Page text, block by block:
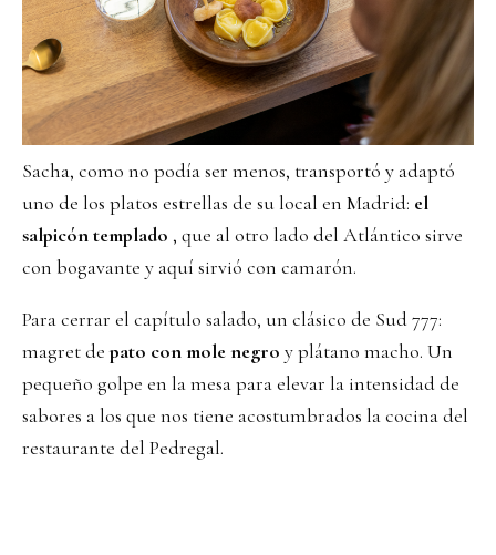
Sacha, como no podía ser menos, transportó y adaptó
uno de los platos estrellas de su local en Madrid: el
salpicón templado , que al otro lado del Atlántico sirve
con bogavante y aquí sirvió con camarón.
Para cerrar el capítulo salado, un clásico de Sud 777:
magret depato con mole negro y plátano macho. Un
pequeño golpe en la mesa para elevar la intensidad de
sabores a los que nos tiene acostumbrados la cocina del
restaurante del Pedregal.